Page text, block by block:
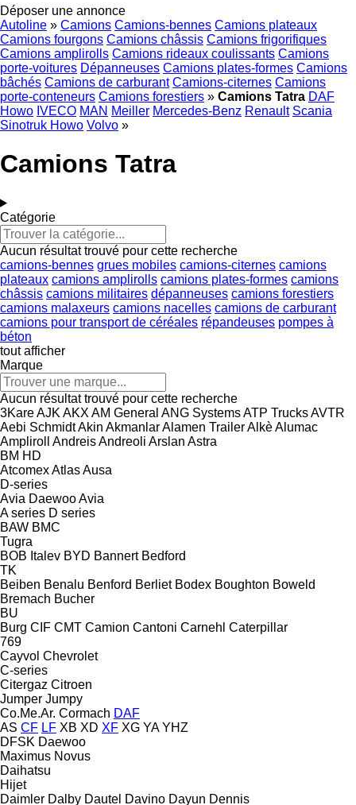
Déposer une annonce
Autoline » Camions Camions-bennes Camions plateaux
Camions fourgons Camions châssis Camions frigorifiques
Camions amplirolls Camions rideaux coulissants Camions
porte-voitures Dépanneuses Camions plates-formes Camions
bâchés Camions de carburant Camions-citernes Camions
porte-conteneurs Camions forestiers » Camions Tatra DAF
Howo IVECO MAN Meiller Mercedes-Benz Renault Scania
Sinotruk Howo Volvo »
Camions Tatra
Catégorie
Aucun résultat trouvé pour cette recherche
camions-bennes grues mobiles camions-citernes camions
plateaux camions amplirolls camions plates-formes camions
châssis camions militaires dépanneuses camions forestiers
camions malaxeurs camions nacelles camions de carburant
camions pour transport de céréales répandeuses pompes à
béton
tout afficher
Marque
Aucun résultat trouvé pour cette recherche
3KareAJK AKX AM General ANG SystemsATP TrucksAVTR
Aebi SchmidtAkin AkmanlarAlamen TrailerAlkèAlumac
Ampliroll
AndreisAndreoli Arslan Astra
BM HD
AtcomexAtlasAusa
D-series
Avia DaewooAvia
A series D series
BAW BMC
Tugra
BOB Italev BYD Bannert Bedford
TK
Beiben Benalu Benford Berliet Bodex Boughton Boweld
Bremach Bucher
BU
Burg CIF CMT Camion Cantoni Carnehl Caterpillar
769
Cayvol Chevrolet
C-series
Citergaz Citroen
Jumper Jumpy
Co.Me.Ar. Cormach DAF
AS CF LF XB XD XF XG YA YHZ
DFSK Daewoo
Maximus Novus
Daihatsu
Hijet
Daimler Dalby Dautel Davino Dayun Dennis